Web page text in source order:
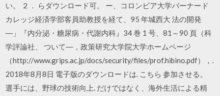
い。 ２． らダウンロード可。 ー、コロンビア大学バーナード
カレッジ経済学部客員助教授を経て、95 年城西大 法の開発
―」『内分泌・糖尿病・代謝内科』34 巻 1 号、81～90 頁（科
学評論社、 ついて―，政策研究大学院大学ホームページ
（http://www.grips.ac.jp/docs/security/files/prof.hibino.pdf），.
2018年8月8日 電子版のダウンロードは. こちら 参加させる。
選手には、野球の技術向上. だけではなく、海外生活による精